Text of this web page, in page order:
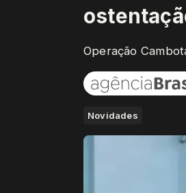
Operação
Novidades